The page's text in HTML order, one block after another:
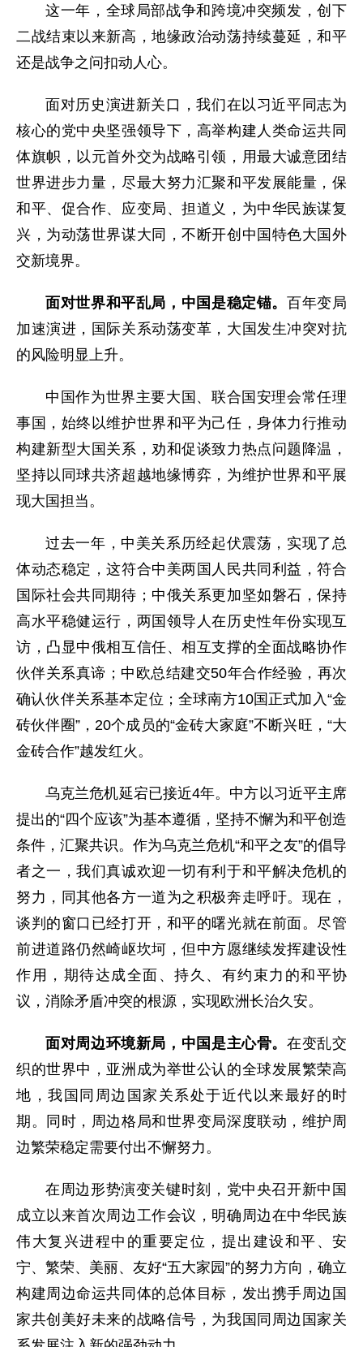
这一年，全球局部战争和跨境冲突频发，创下
二战结束以来新高，地缘政治动荡持续蔓延，和平
还是战争之问扣动人心。
面对历史演进新关口，我们在以习近平同志为
核心的党中央坚强领导下，高举构建人类命运共同
体旗帜，以元首外交为战略引领，用最大诚意团结
世界进步力量，尽最大努力汇聚和平发展能量，保
和平、促合作、应变局、担道义，为中华民族谋复
兴，为动荡世界谋大同，不断开创中国特色大国外
交新境界。
面对世界和平乱局，中国是稳定锚。百年变局
加速演进，国际关系动荡变革，大国发生冲突对抗
的风险明显上升。
中国作为世界主要大国、联合国安理会常任理
事国，始终以维护世界和平为己任，身体力行推动
构建新型大国关系，劝和促谈致力热点问题降温，
坚持以同球共济超越地缘博弈，为维护世界和平展
现大国担当。
过去一年，中美关系历经起伏震荡，实现了总
体动态稳定，这符合中美两国人民共同利益，符合
国际社会共同期待；中俄关系更加坚如磐石，保持
高水平稳健运行，两国领导人在历史性年份实现互
访，凸显中俄相互信任、相互支撑的全面战略协作
伙伴关系真谛；中欧总结建交50年合作经验，再次
确认伙伴关系基本定位；全球南方10国正式加入“金
砖伙伴圈”，20个成员的“金砖大家庭”不断兴旺，“大
金砖合作”越发红火。
乌克兰危机延宕已接近4年。中方以习近平主席
提出的“四个应该”为基本遵循，坚持不懈为和平创造
条件，汇聚共识。作为乌克兰危机“和平之友”的倡导
者之一，我们真诚欢迎一切有利于和平解决危机的
努力，同其他各方一道为之积极奔走呼吁。现在，
谈判的窗口已经打开，和平的曙光就在前面。尽管
前进道路仍然崎岖坎坷，但中方愿继续发挥建设性
作用，期待达成全面、持久、有约束力的和平协
议，消除矛盾冲突的根源，实现欧洲长治久安。
面对周边环境新局，中国是主心骨。在变乱交
织的世界中，亚洲成为举世公认的全球发展繁荣高
地，我国同周边国家关系处于近代以来最好的时
期。同时，周边格局和世界变局深度联动，维护周
边繁荣稳定需要付出不懈努力。
在周边形势演变关键时刻，党中央召开新中国
成立以来首次周边工作会议，明确周边在中华民族
伟大复兴进程中的重要定位，提出建设和平、安
宁、繁荣、美丽、友好“五大家园”的努力方向，确立
构建周边命运共同体的总体目标，发出携手周边国
家共创美好未来的战略信号，为我国同周边国家关